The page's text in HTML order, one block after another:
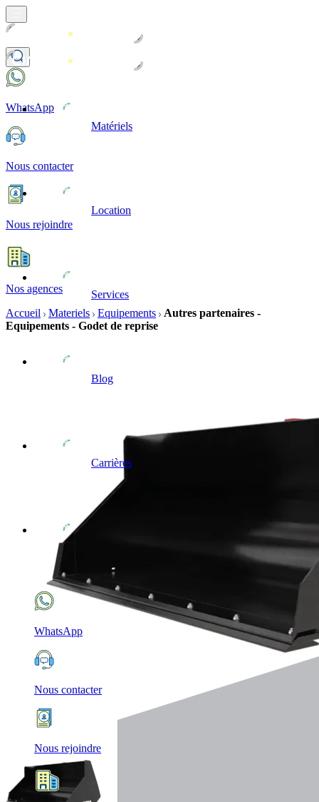
Matériels
Location
Services
Blog
Carrières
WhatsApp
Nous contacter
Nous rejoindre
WhatsApp
Nous contacter
Nous rejoindre
Nos agences
Accueil
Materiels Equipements
Autres partenaires -
Equipements - Godet de reprise